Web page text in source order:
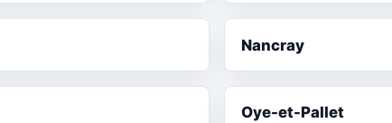
Nancray
Oye-et-Pallet